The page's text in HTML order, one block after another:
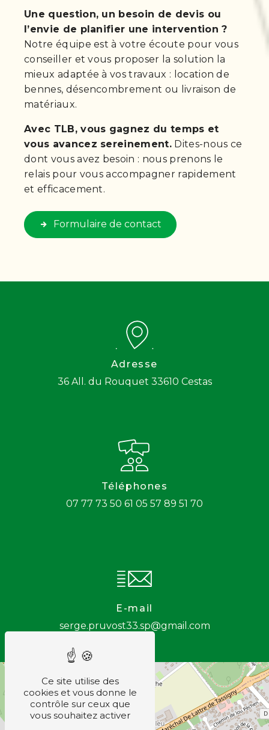
Une question, un besoin de devis ou
l’envie de planifier une intervention ?
Notre équipe est à votre écoute pour vous
conseiller et vous proposer la solution la
mieux adaptée à vos travaux : location de
bennes, désencombrement ou livraison de
matériaux.
Avec TLB, vous gagnez du temps et
vous avancez sereinement. Dites-nous ce
dont vous avez besoin : nous prenons le
relais pour vous accompagner rapidement
et efficacement.
Formulaire de contact
Adresse
36 All. du Rouquet 33610 Cestas
Téléphones
07 77 73 50 61 05 57 89 51 70
E-mail
serge.pruvost33.sp@gmail.com
Ce site utilise des
cookies et vous donne le
contrôle sur ceux que
vous souhaitez activer